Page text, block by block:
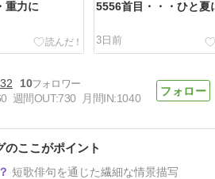
重力に 5556首目・・・ひと夏
3日前
『歌集水枕』
10
週間OUT:730 月間IN:1040
のここがポイント
短歌俳句を通じた繊細な情景描写